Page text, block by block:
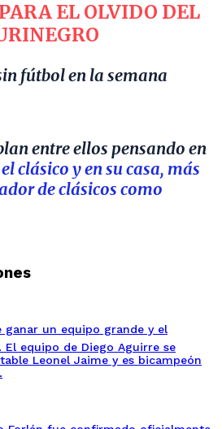
EL OLVIDO DEL
fútbol en la semana
entre ellos pensando en
el clásico y en su casa, más
de clásicos como
ganar un equipo grande y el
equipo de Diego Aguirre se
Leonel Jaime y es bicampeón